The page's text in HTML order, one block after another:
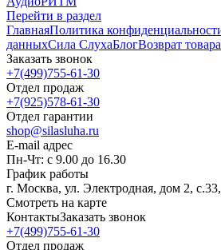
Перейти в раздел
ГлавнаяПолитика
данныхСила СлухаБлогВозврат товара
Заказать звонок
+7(499)755-61-30
Отдел продаж
+7(925)578-61-30
Отдел гарантии
shop@silasluha.ru
E-mail адрес
Пн-Чт: с 9.00 до 16.30
График работы
г. Москва, ул. Электродная, дом 2,
Смотреть на карте
КонтактыЗаказать звонок
+7(499)755-61-30
Отдел продаж